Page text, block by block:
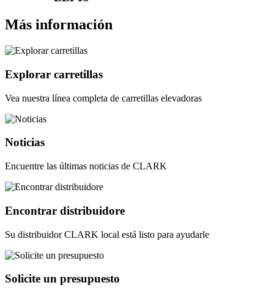
Más información
Explorar carretillas
Vea nuestra línea completa de carretillas elevadoras
Noticias
Encuentre las últimas noticias de CLARK
Encontrar distribuidore
Su distribuidor CLARK local está listo para ayudarle
Solicite un presupuesto